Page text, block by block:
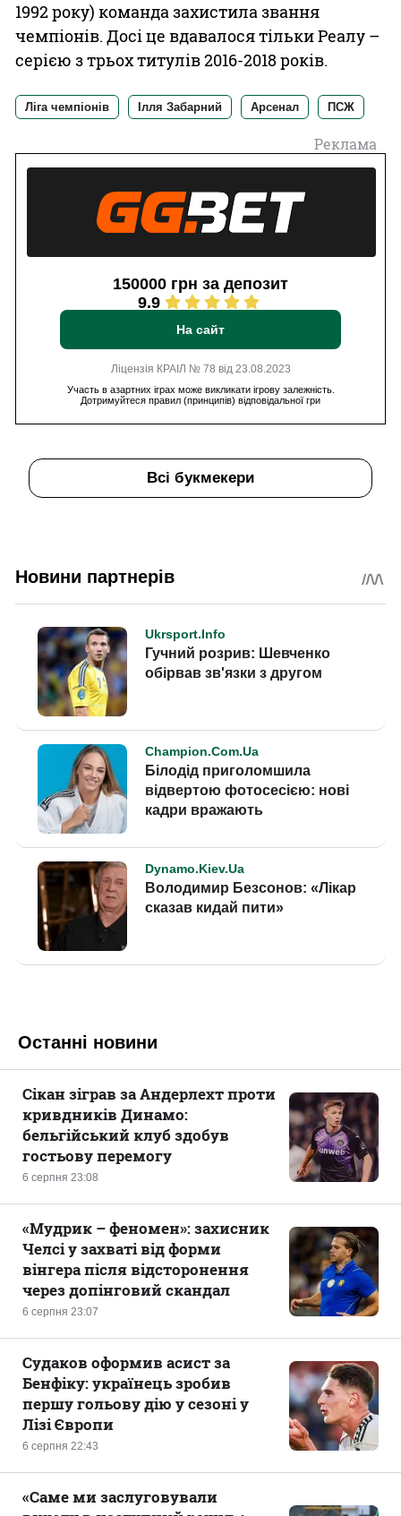
1992 року) команда захистила звання
чемпіонів. Досі це вдавалося тільки Реалу –
серією з трьох титулів 2016-2018 років.
Ліга чемпіонів Ілля Забарний Арсенал ПСЖ
Реклама
150000 грн за депозит
9.9
На сайт
Ліцензія КРАІЛ № 78 від 23.08.2023
Участь в азартних іграх може викликати ігрову залежність.
Дотримуйтеся правил (принципів) відповідальної гри
Всі букмекери
Останні новини
6 серпня 23:08
Сікан зіграв за Андерлехт проти
кривдників Динамо:
бельгійський клуб здобув
гостьову перемогу
6 серпня 23:07
«Мудрик – феномен»: захисник
Челсі у захваті від форми
вінгера після відсторонення
через допінговий скандал
6 серпня 22:43
Судаков оформив асист за
Бенфіку: українець зробив
першу гольову дію у сезоні у
Лізі Європи
«Саме ми заслуговували